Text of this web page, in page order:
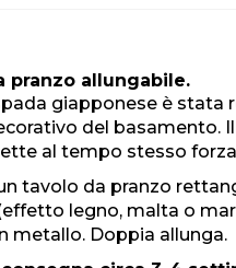
pranzo allungabile.
giapponese è
del basamento.
al tempo stesso
tavolo da pranzo
legno, malta o
metallo. Doppia allunga.